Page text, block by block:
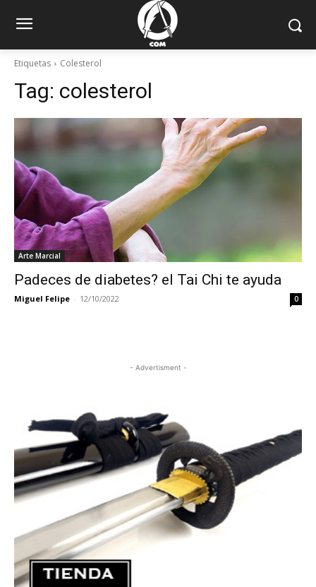
Etiquetas Colesterol
Tag: colesterol
Arte Marcial
Padeces de diabetes? el Tai Chi te ayuda
Miguel Felipe - 12/10/2022 0
- Advertisment -